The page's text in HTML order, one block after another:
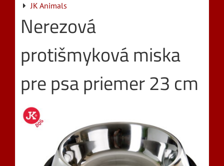
JK Animals
Nerezová
protišmyková miska
pre psa priemer 23 cm